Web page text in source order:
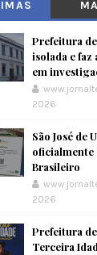
Prefeitura
isolada e faz
em
2026
São José de
oficialmente
Brasileiro
2026
Prefeitura
Terceira